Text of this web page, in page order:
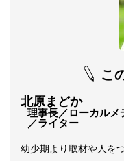
こ
北原まどか
理事長／ローカルメ
／ライター
幼少期より取材や人を